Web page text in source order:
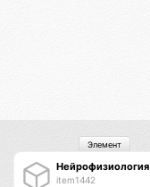
Нейрофизиология
item1442
Элемент